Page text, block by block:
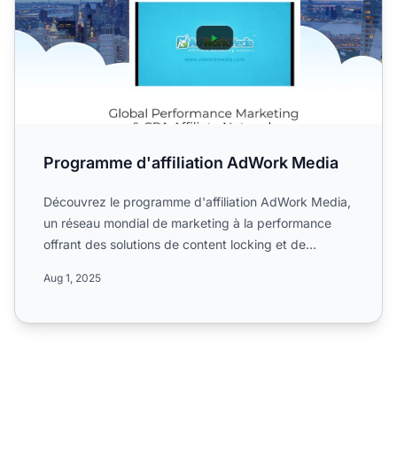
Programme d'affiliation AdWork Media
Découvrez le programme d'affiliation AdWork Media,
un réseau mondial de marketing à la performance
offrant des solutions de content locking et de
Aug 1, 2025